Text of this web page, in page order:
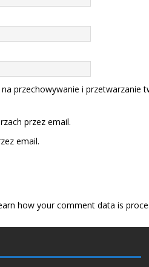
przechowywanie i przetwarzanie
przez email.
email.
how your comment data is